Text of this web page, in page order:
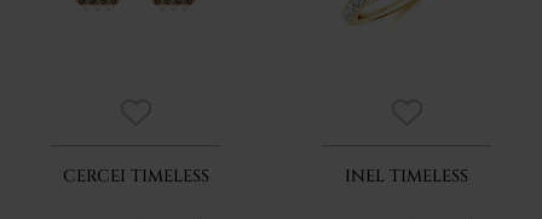
CERCEI TIMELESS INEL TIMELESS